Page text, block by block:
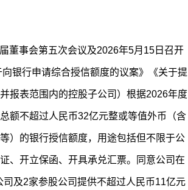
董事会第五次会议及2026年5月15日召开
银行申请综合授信额度的议案》《关于提
报表范围内的控股子公司）根据2026年度
额不超过人民币32亿元整或等值外币（含
）的银行授信额度，用途包括但不限于公
、开立保函、开具承兑汇票。同意公司在
及2家参股公司提供不超过人民币11亿元